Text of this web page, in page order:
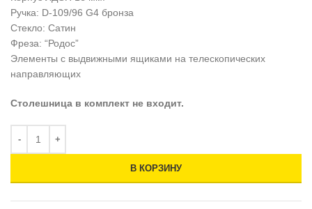
Ручка: D-109/96 G4 бронза
Стекло: Сатин
Фреза: “Родос”
Элементы с выдвижными ящиками на телескопических
направляющих
Столешница в комплект не входит.
В КОРЗИНУ